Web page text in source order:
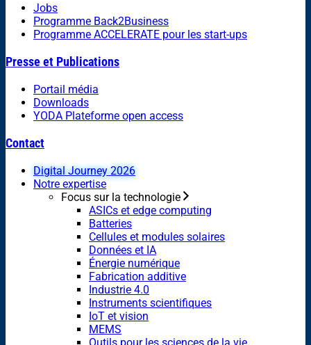
Jobs
Programme Back2Business
Programme ACCELERATE pour les start-ups
Presse et Publications
Portail média
Downloads
YODA Plateforme open access
Contact
Digital Journey 2026
Notre expertise
Focus sur la technologie
ASICs et edge computing
Batteries
Cellules et modules solaires
Données et IA
Énergie numérique
Fabrication additive
Industrie 4.0
Instruments scientifiques
IoT et vision
MEMS